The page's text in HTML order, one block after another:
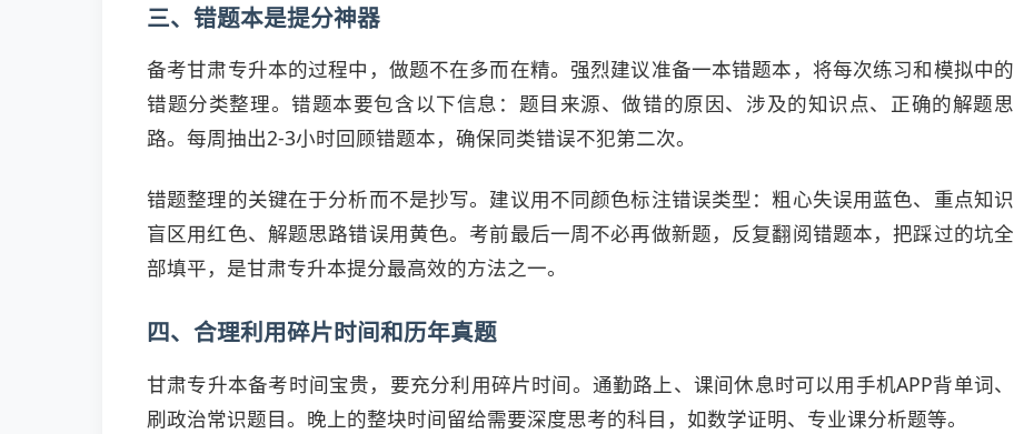
三、错题本是提分神器
备考甘肃专升本的过程中，做题不在多而在精。强烈建议准备一本错题本，将每次练习和模拟中的
错题分类整理。错题本要包含以下信息：题目来源、做错的原因、涉及的知识点、正确的解题思
路。每周抽出2-3小时回顾错题本，确保同类错误不犯第二次。
错题整理的关键在于分析而不是抄写。建议用不同颜色标注错误类型：粗心失误用蓝色、重点知识
盲区用红色、解题思路错误用黄色。考前最后一周不必再做新题，反复翻阅错题本，把踩过的坑全
部填平，是甘肃专升本提分最高效的方法之一。
四、合理利用碎片时间和历年真题
甘肃专升本备考时间宝贵，要充分利用碎片时间。通勤路上、课间休息时可以用手机APP背单词、
刷政治常识题目。晚上的整块时间留给需要深度思考的科目，如数学证明、专业课分析题等。